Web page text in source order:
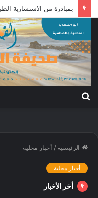
الرئيسية / أخبار محلية
أخبار محلية
أخر الأخبار